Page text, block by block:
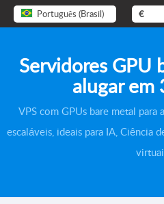
Português (Brasil) €
Servidores GPU
alugar em
VPS com GPUs bare metal para
escaláveis, ideais para IA, Ciência